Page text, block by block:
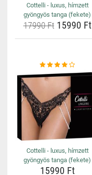
Cottelli - luxus, hímzett
gyöngyös tanga (fekete)
17990 Ft15990 Ft
Cottelli - luxus, hímzett
gyöngyös tanga (fekete)
15990 Ft